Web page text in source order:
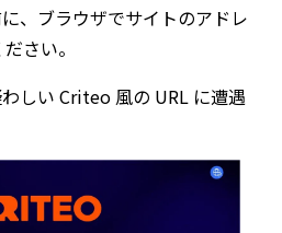
、ブラウザでサイトのアドレ
さい。
しい Criteo 風の URL に遭遇